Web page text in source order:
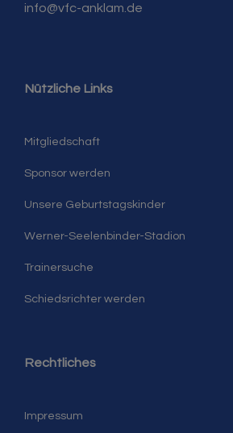
info@vfc-anklam.de
Nützliche Links
Mitgliedschaft
Sponsor werden
Unsere Geburtstagskinder
Werner-Seelenbinder-Stadion
Trainersuche
Schiedsrichter werden
Rechtliches
Impressum